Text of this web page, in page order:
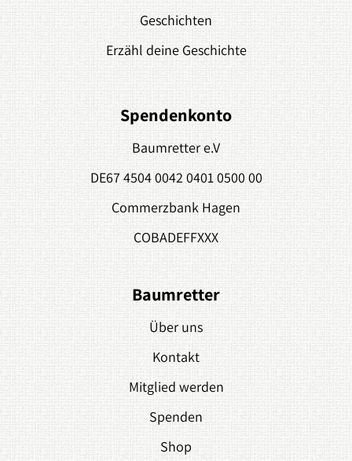
Geschichten
Erzähl deine Geschichte
Spendenkonto
Baumretter e.V
DE67 4504 0042 0401 0500 00
Commerzbank Hagen
COBADEFFXXX
Baumretter
Über uns
Kontakt
Mitglied werden
Spenden
Shop